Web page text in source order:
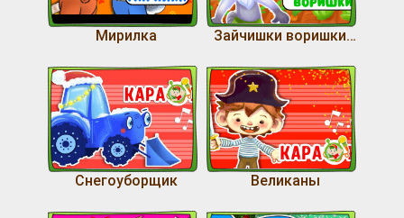
Мирилка Зайчишки воришки Мини песенка
Снегоуборщик Великаны